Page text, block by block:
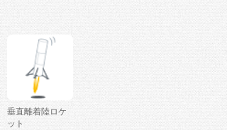
垂直離着陸ロケ
ット